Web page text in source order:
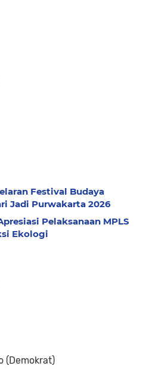
Festival Budaya
Jadi Purwakarta 2026
Pelaksanaan MPLS
Ekologi
(Demokrat)